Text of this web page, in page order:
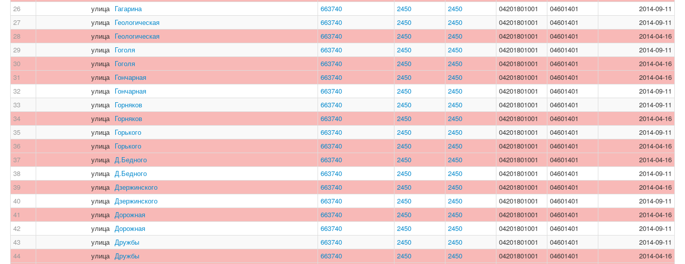
26
улица Гагарина 663740 2450 2450 04201801001 04601401
2014-09-11
27
улица Геологическая 663740 2450 2450 04201801001 04601401
2014-09-11
28
улица Геологическая 663740 2450 2450 04201801001 04601401
2014-04-16
29
улица Гоголя 663740 2450 2450 04201801001 04601401
2014-09-11
30
улица Гоголя 663740 2450 2450 04201801001 04601401
2014-04-16
31
улица Гончарная 663740 2450 2450 04201801001 04601401
2014-04-16
32
улица Гончарная 663740 2450 2450 04201801001 04601401
2014-09-11
33
улица Горняков 663740 2450 2450 04201801001 04601401
2014-09-11
34
улица Горняков 663740 2450 2450 04201801001 04601401
2014-04-16
35
улица Горького 663740 2450 2450 04201801001 04601401
2014-09-11
36
улица Горького 663740 2450 2450 04201801001 04601401
2014-04-16
37
улица Д.Бедного 663740 2450 2450 04201801001 04601401
2014-04-16
38
улица Д.Бедного 663740 2450 2450 04201801001 04601401
2014-09-11
39
улица Дзержинского 663740 2450 2450 04201801001 04601401
2014-04-16
40
улица Дзержинского 663740 2450 2450 04201801001 04601401
2014-09-11
41
улица Дорожная 663740 2450 2450 04201801001 04601401
2014-04-16
42
улица Дорожная 663740 2450 2450 04201801001 04601401
2014-09-11
43
улица Дружбы 663740 2450 2450 04201801001 04601401
2014-09-11
44
улица Дружбы 663740 2450 2450 04201801001 04601401
2014-04-16